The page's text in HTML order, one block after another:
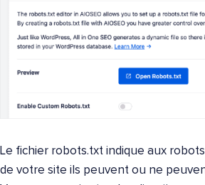
Le fichier robots.txt indique aux
de votre site ils peuvent ou ne